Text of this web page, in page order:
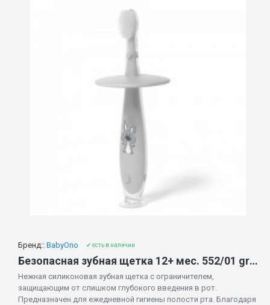
Бренд:: BabyOno ✔ есть в наличии
Безопасная зубная щетка 12+ мес. 552/01 grey
Нежная силиконовая зубная щетка с ограничителем,
защищающим от слишком глубокого введения в рот.
Предназначен для ежедневной гигиены полости рта. Благодаря